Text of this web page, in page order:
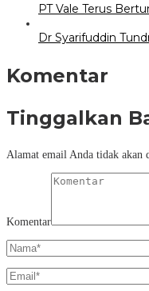
PT Vale Terus
Dr Syarifuddin
Komentar
Tinggalkan
Alamat email Anda tidak akan
Komentar